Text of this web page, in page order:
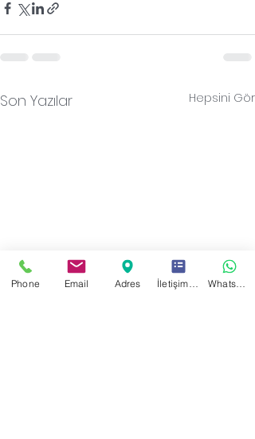
Son Yazılar Hepsini Gör
Phone Email Adres